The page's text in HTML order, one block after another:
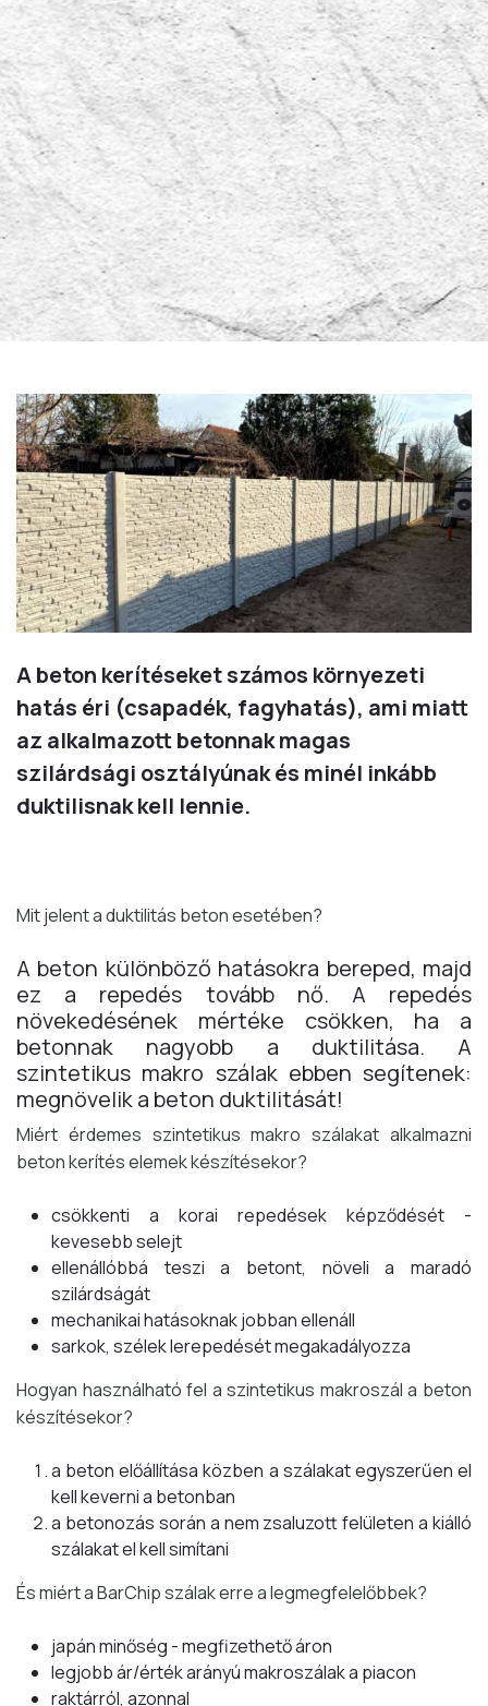
A beton kerítéseket számos környezeti
hatás éri (csapadék, fagyhatás), ami miatt
az alkalmazott betonnak magas
szilárdsági osztályúnak és minél inkább
duktilisnak kell lennie.
Mit jelent a duktilitás beton esetében?
A beton különböző hatásokra bereped, majd
ez a repedés tovább nő. A repedés
növekedésének mértéke csökken, ha a
betonnak nagyobb a duktilitása. A
szintetikus makro szálak ebben segítenek:
megnövelik a beton duktilitását!
Miért érdemes szintetikus makro szálakat alkalmazni
beton kerítés elemek készítésekor?
csökkenti a korai repedések képződését -
kevesebb selejt
ellenállóbbá teszi a betont, növeli a maradó
szilárdságát
mechanikai hatásoknak jobban ellenáll
sarkok, szélek lerepedését megakadályozza
Hogyan használható fel a szintetikus makroszál a beton
készítésekor?
a beton előállítása közben a szálakat egyszerűen el
kell keverni a betonban
a betonozás során a nem zsaluzott felületen a kiálló
szálakat el kell simítani
És miért a BarChip szálak erre a legmegfelelőbbek?
japán minőség - megfizethető áron
legjobb ár/érték arányú makroszálak a piacon
raktárról, azonnal